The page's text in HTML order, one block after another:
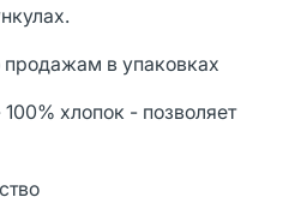
в упаковках
хлопок - позволяет